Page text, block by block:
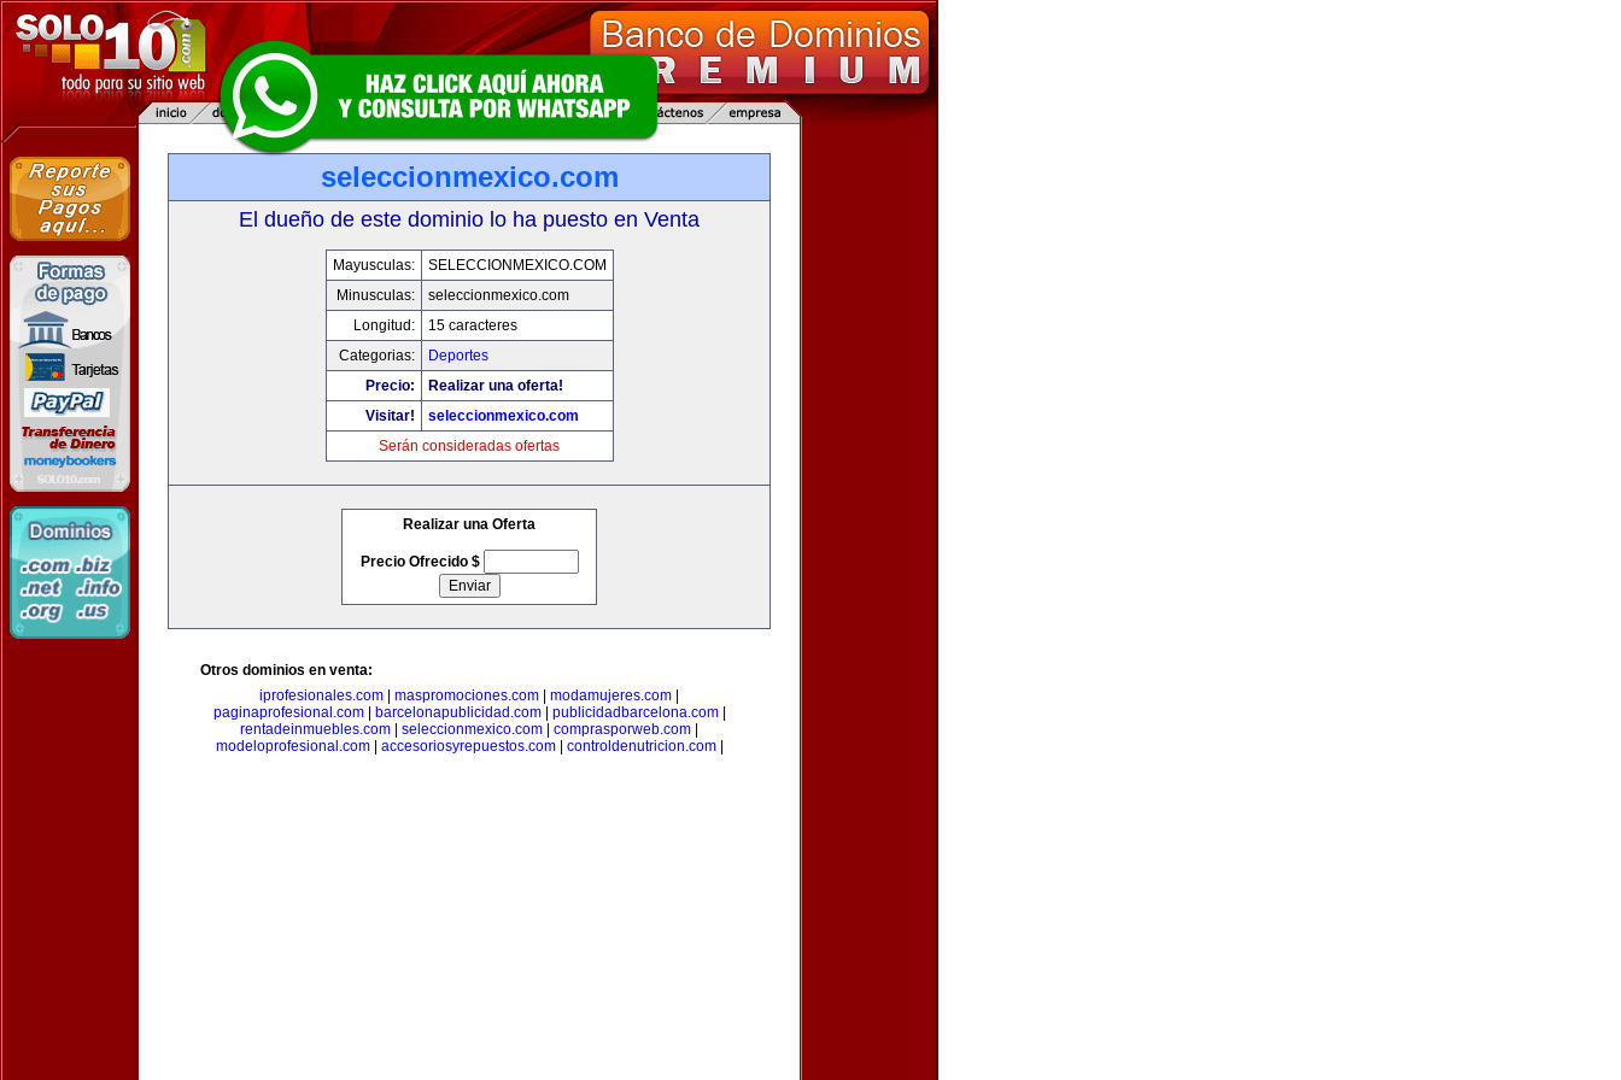
seleccionmexico.com
El dueño de este dominio lo ha puesto en Venta
Mayusculas:
SELECCIONMEXICO.COM
Minusculas:
seleccionmexico.com
Longitud:
15 caracteres
Categorias:
Deportes
Precio:
Realizar una oferta!
Visitar!
seleccionmexico.com
Serán consideradas ofertas
Realizar una Oferta
Precio Ofrecido $
Otros dominios en venta:
iprofesionales.com
maspromociones.com modamujeres.com
paginaprofesional.com| barcelonapublicidad.com| publicidadbarcelona.com|
rentadeinmuebles.com
seleccionmexico.com comprasporweb.com
modeloprofesional.com| accesoriosyrepuestos.com| controldenutricion.com|